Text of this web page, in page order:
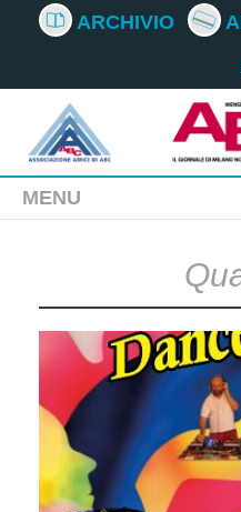
ARCHIVIO
MENU